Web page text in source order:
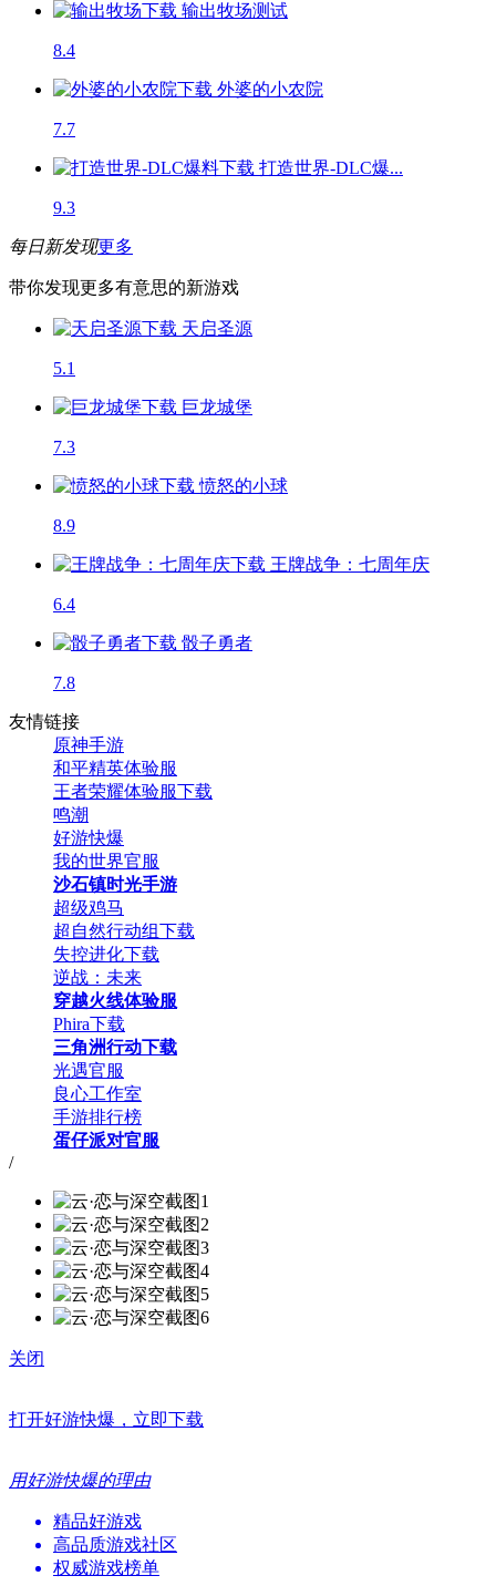
输出牧场测试
8.4
外婆的小农院
7.7
打造世界-DLC爆...
9.3
每日新发现更多
带你发现更多有意思的新游戏
天启圣源
5.1
巨龙城堡
7.3
愤怒的小球
8.9
王牌战争：七周年庆
6.4
骰子勇者
7.8
友情链接
原神手游
和平精英体验服
王者荣耀体验服下载
鸣潮
好游快爆
我的世界官服
沙石镇时光手游
超级鸡马
超自然行动组下载
失控进化下载
逆战：未来
穿越火线体验服
Phira下载
三角洲行动下载
光遇官服
良心工作室
手游排行榜
蛋仔派对官服
/
关闭
打开好游快爆，立即下载
用好游快爆的理由
精品好游戏
高品质游戏社区
权威游戏榜单